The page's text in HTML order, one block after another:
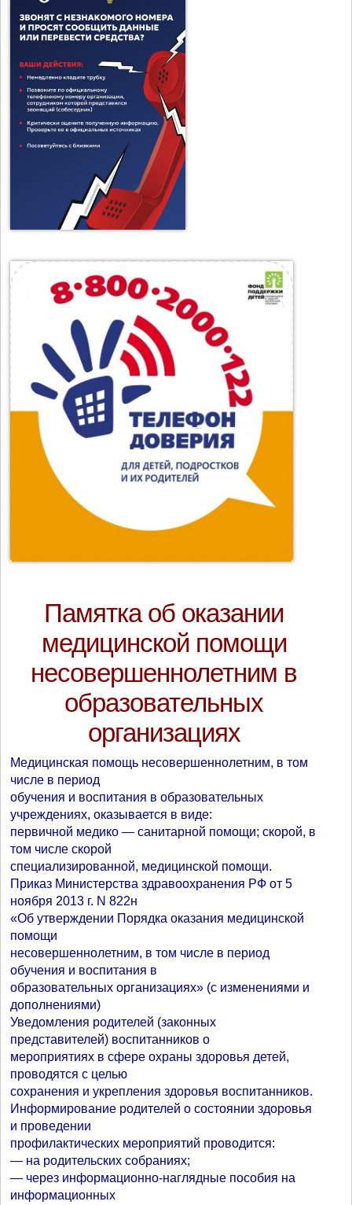
Памятка об оказании
медицинской помощи
несовершеннолетним в
образовательных
организациях
Медицинская помощь несовершеннолетним, в том
числе в период
обучения и воспитания в образовательных
учреждениях, оказывается в виде:
первичной медико — санитарной помощи; скорой, в
том числе скорой
специализированной, медицинской помощи.
Приказ Министерства здравоохранения РФ от 5
ноября 2013 г. N 822н
«Об утверждении Порядка оказания медицинской
помощи
несовершеннолетним, в том числе в период
обучения и воспитания в
образовательных организациях» (с изменениями и
дополнениями)
Уведомления родителей (законных
представителей) воспитанников о
мероприятиях в сфере охраны здоровья детей,
проводятся с целью
сохранения и укрепления здоровья воспитанников.
Информирование родителей о состоянии здоровья
и проведении
профилактических мероприятий проводится:
— на родительских собраниях;
— через информационно-наглядные пособия на
информационных